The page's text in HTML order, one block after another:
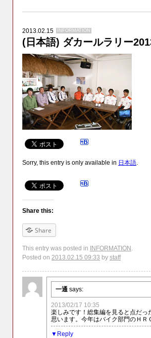
2013.02.15 INFORMATION
(日本語) ダカールラリー
Sorry, this entry is only available in 日本語.
Share this:
Share
This entry was posted in INFORMATION
Posted on 2013.02.15 09:33 by staff
一通 says:
2013/02/17 10:35
楽しみです！総集編を見ると点だっ
思います。今年はバイク部門のＨＲ
Reply